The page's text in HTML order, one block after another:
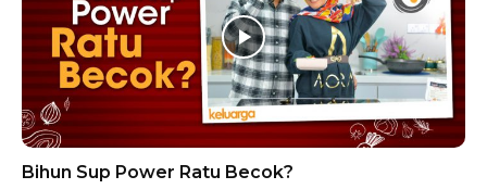
Bihun Sup Power Ratu Becok?